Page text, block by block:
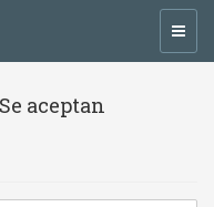
aceptan